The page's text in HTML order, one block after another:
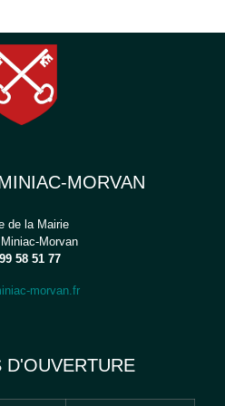
MORVAN
de la Mairie
Morvan
58 51 77
morvan.fr
D'OUVERTURE